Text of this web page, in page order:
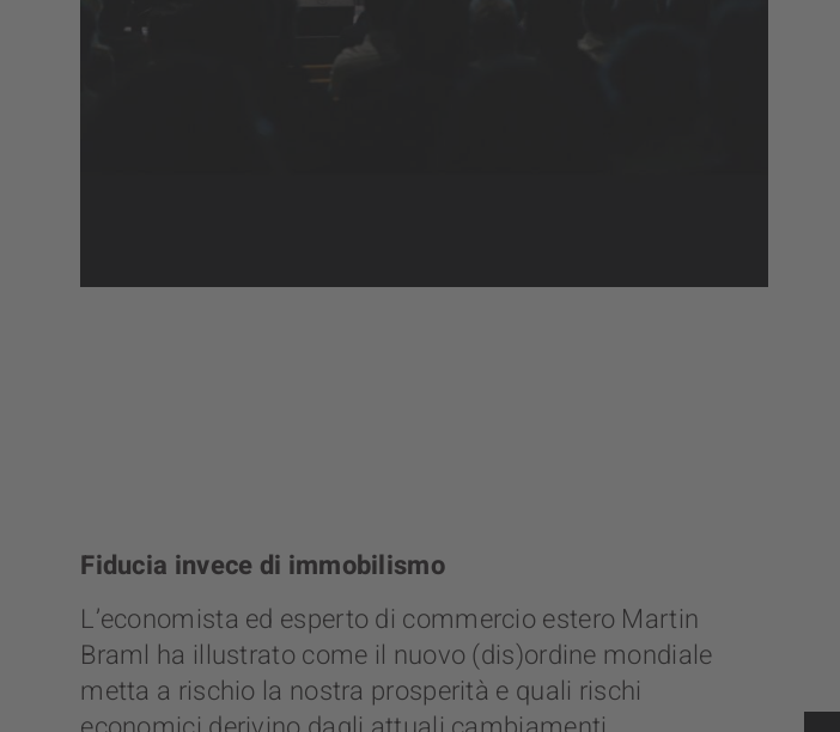
Fiducia invece di immobilismo
L’economista ed esperto di commercio estero Martin
Braml ha illustrato come il nuovo (dis)ordine mondiale
metta a rischio la nostra prosperità e quali rischi